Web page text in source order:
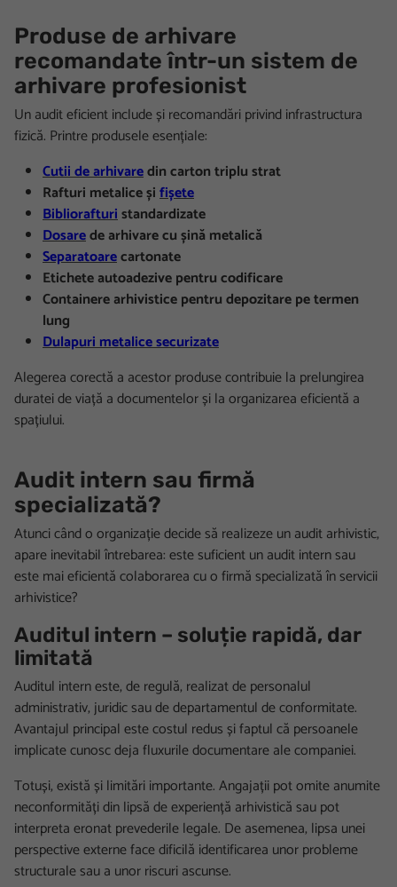
Produse de arhivare
recomandate într-un sistem de
arhivare profesionist
Un audit eficient include și recomandări privind infrastructura
fizică. Printre produsele esențiale:
Cutii de arhivaredin carton triplu strat
Rafturi metalice șifișete
Bibliorafturistandardizate
Dosarede arhivare cu șină metalică
Separatoarecartonate
Etichete autoadezive pentru codificare
Containere arhivistice pentru depozitare pe termen
lung
Dulapuri metalice securizate
Alegerea corectă a acestor produse contribuie la prelungirea
duratei de viață a documentelor și la organizarea eficientă a
spațiului.
Audit intern sau firmă
specializată?
Atunci când o organizație decide să realizeze un audit arhivistic,
apare inevitabil întrebarea: este suficient un audit intern sau
este mai eficientă colaborarea cu o firmă specializată în servicii
arhivistice?
Auditul intern – soluție rapidă, dar
limitată
Auditul intern este, de regulă, realizat de personalul
administrativ, juridic sau de departamentul de conformitate.
Avantajul principal este costul redus și faptul că persoanele
implicate cunosc deja fluxurile documentare ale companiei.
Totuși, există și limitări importante. Angajații pot omite anumite
neconformități din lipsă de experiență arhivistică sau pot
interpreta eronat prevederile legale. De asemenea, lipsa unei
perspective externe face dificilă identificarea unor probleme
structurale sau a unor riscuri ascunse.